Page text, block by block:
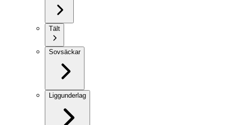
Tält
Sovsäckar
Liggunderlag